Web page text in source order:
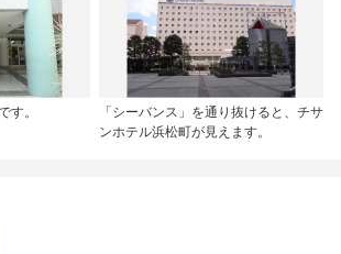
す。
「シーバンス」を通り抜けると、チサ
ンホテル浜松町が見えます。